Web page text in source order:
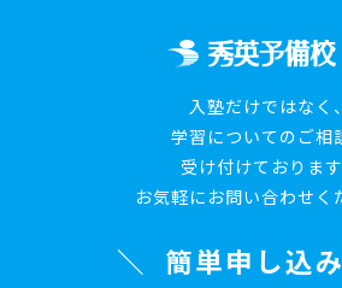
入塾だけではなく、
学習についてのご相
受け付けております
お気軽にお問い合わせく
簡単申し込み